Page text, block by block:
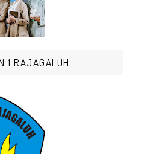
1 RAJAGALUH